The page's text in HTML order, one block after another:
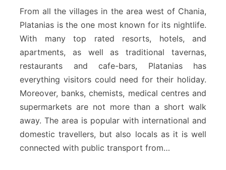
a
n
a
s
S
t
a
n
d
From all the villages in the area west of Chania,
Platanias is the one most known for its nightlife.
With many top rated resorts, hotels, and
apartments, as well as traditional tavernas,
restaurants and cafe-bars, Platanias has
everything visitors could need for their holiday.
Moreover, banks, chemists, medical centres and
supermarkets are not more than a short walk
away. The area is popular with international and
domestic travellers, but also locals as it is well
connected with public transport from…